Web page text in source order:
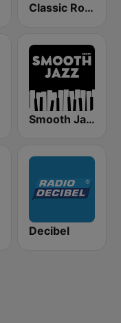
Classic Rock Station
Smooth Jazz - Groov
Decibel